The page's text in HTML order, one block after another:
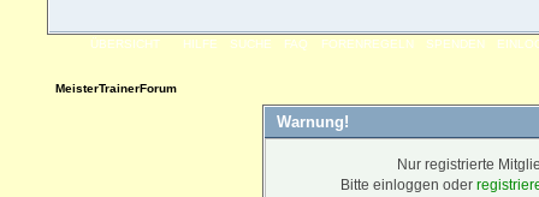
ÜBERSICHT HILFE SUCHE FAQ FORENREGELN SPENDEN
MeisterTrainerForum
Warnung!
Nur registrierte
Bitte einloggen oder